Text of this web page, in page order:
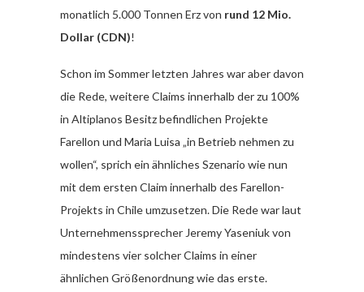
monatlich 5.000 Tonnen Erz von rund 12 Mio.
Dollar (CDN)!
Schon im Sommer letzten Jahres war aber davon
die Rede, weitere Claims innerhalb der zu 100%
in Altiplanos Besitz befindlichen Projekte
Farellon und Maria Luisa „in Betrieb nehmen zu
wollen“, sprich ein ähnliches Szenario wie nun
mit dem ersten Claim innerhalb des Farellon-
Projekts in Chile umzusetzen. Die Rede war laut
Unternehmenssprecher Jeremy Yaseniuk von
mindestens vier solcher Claims in einer
ähnlichen Größenordnung wie das erste.